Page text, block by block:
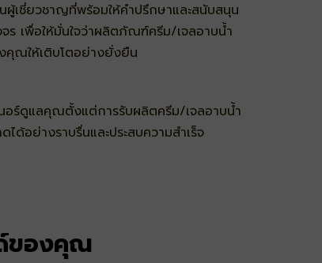
เชี่ยวชาญที่พร้อมให้คำปรึกษาและสนับสนุน
เพื่อให้มั่นใจว่าผลิตภัณฑ์ครีม/เจลอาบน้ำ
คุณให้เติบโตอย่างยั่งยืน
นอร์ดูแลคุณตั้งแต่การรับผลิตครีม/เจลอาบน้ำ
ด้อย่างราบรื่นและประสบความสำเร็จ
ของคุณ